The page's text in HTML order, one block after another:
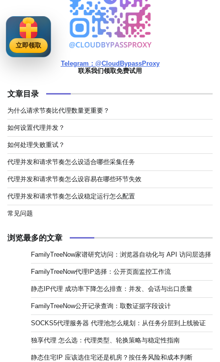
Telegram：@CloudBypassProxy
联系我们领取免费试用
文章目录
为什么请求节奏比代理数量更重要？
如何设置代理并发？
如何处理失败重试？
代理并发和请求节奏怎么设适合哪些采集任务
代理并发和请求节奏怎么设容易在哪些环节失效
代理并发和请求节奏怎么设稳定运行怎么配置
常见问题
浏览最多的文章
FamilyTreeNow家谱研究访问：浏览器自动化与 API 访问层选择
FamilyTreeNow代理IP选择：公开页面监控工作流
静态IP代理 成功率下降怎么排查：并发、会话与出口质量
FamilyTreeNow公开记录查询：取数证据字段设计
SOCKS5代理服务器 代理池怎么规划：从任务分层到上线验证
独享代理 怎么选：代理类型、轮换策略与稳定性指南
静态住宅IP 应该选住宅还是机房？按任务风险和成本判断
立即领取